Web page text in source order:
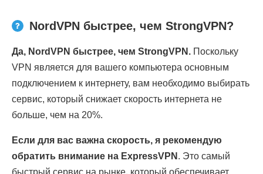
NordVPN быстрее, чем StrongVPN?
Да, NordVPN быстрее, чем StrongVPN. Поскольку
VPN является для вашего компьютера основным
подключением к интернету, вам необходимо выбирать
сервис, который снижает скорость интернета не
больше, чем на 20%.
Если для вас важна скорость, я рекомендую
обратить внимание на ExpressVPN . Это самый